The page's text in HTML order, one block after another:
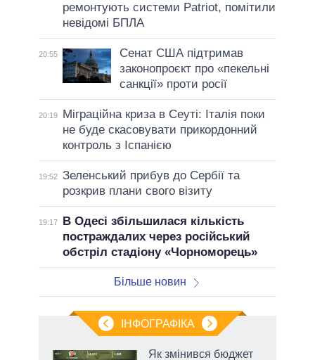
ремонтують системи Patriot, помітили
невідомі БПЛА
20:55
Сенат США підтримав
законопроєкт про «пекельні
санкції» проти росії
20:19
Міграційна криза в Сеуті: Італія поки
не буде скасовувати прикордонний
контроль з Іспанією
19:52 Зеленський прибув до Сербії та
розкрив плани свого візиту
19:17
В Одесі збільшилася кількість
постраждалих через російський
обстріл стадіону «Чорноморець»
Більше новин
ІНФОГРАФІКА
Як змінився бюджет